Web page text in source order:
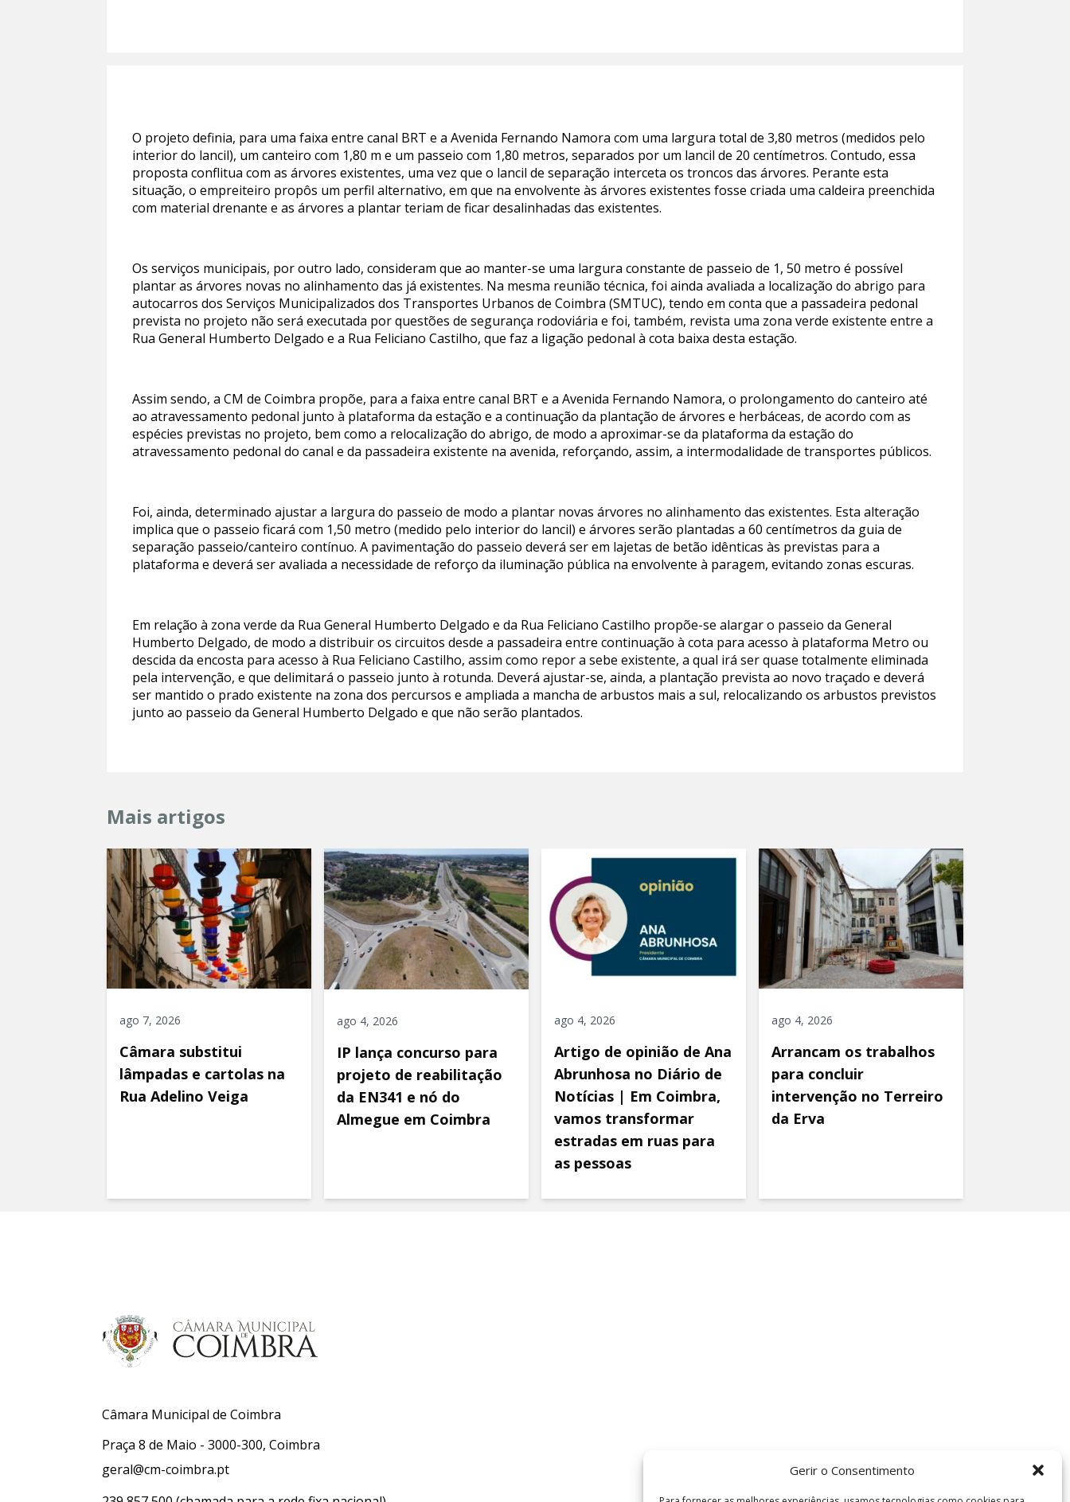
Gerir o Consentimento
O projeto definia, para uma faixa entre canal BRT e a Avenida Fernando Namora com uma largura total de 3,80 metros (medidos pelo
interior do lancil), um canteiro com 1,80 m e um passeio com 1,80 metros, separados por um lancil de 20 centímetros. Contudo, essa
proposta conflitua com as árvores existentes, uma vez que o lancil de separação interceta os troncos das árvores. Perante esta
situação, o empreiteiro propôs um perfil alternativo, em que na envolvente às árvores existentes fosse criada uma caldeira preenchida
com material drenante e as árvores a plantar teriam de ficar desalinhadas das existentes.
Os serviços municipais, por outro lado, consideram que ao manter-se uma largura constante de passeio de 1, 50 metro é possível
plantar as árvores novas no alinhamento das já existentes. Na mesma reunião técnica, foi ainda avaliada a localização do abrigo para
autocarros dos Serviços Municipalizados dos Transportes Urbanos de Coimbra (SMTUC), tendo em conta que a passadeira pedonal
prevista no projeto não será executada por questões de segurança rodoviária e foi, também, revista uma zona verde existente entre a
Rua General Humberto Delgado e a Rua Feliciano Castilho, que faz a ligação pedonal à cota baixa desta estação.
Assim sendo, a CM de Coimbra propõe, para a faixa entre canal BRT e a Avenida Fernando Namora, o prolongamento do canteiro até
ao atravessamento pedonal junto à plataforma da estação e a continuação da plantação de árvores e herbáceas, de acordo com as
espécies previstas no projeto, bem como a relocalização do abrigo, de modo a aproximar-se da plataforma da estação do
atravessamento pedonal do canal e da passadeira existente na avenida, reforçando, assim, a intermodalidade de transportes públicos.
Foi, ainda, determinado ajustar a largura do passeio de modo a plantar novas árvores no alinhamento das existentes. Esta alteração
implica que o passeio ficará com 1,50 metro (medido pelo interior do lancil) e árvores serão plantadas a 60 centímetros da guia de
separação passeio/canteiro contínuo. A pavimentação do passeio deverá ser em lajetas de betão idênticas às previstas para a
plataforma e deverá ser avaliada a necessidade de reforço da iluminação pública na envolvente à paragem, evitando zonas escuras.
Em relação à zona verde da Rua General Humberto Delgado e da Rua Feliciano Castilho propõe-se alargar o passeio da General
Humberto Delgado, de modo a distribuir os circuitos desde a passadeira entre continuação à cota para acesso à plataforma Metro ou
descida da encosta para acesso à Rua Feliciano Castilho, assim como repor a sebe existente, a qual irá ser quase totalmente eliminada
pela intervenção, e que delimitará o passeio junto à rotunda. Deverá ajustar-se, ainda, a plantação prevista ao novo traçado e deverá
ser mantido o prado existente na zona dos percursos e ampliada a mancha de arbustos mais a sul, relocalizando os arbustos previstos
junto ao passeio da General Humberto Delgado e que não serão plantados.
Mais artigos
ago 7, 2026
Câmara substitui
lâmpadas e cartolas na
Rua Adelino Veiga
ago 4, 2026
IP lança concurso para
projeto de reabilitação
da EN341 e nó do
Almegue em Coimbra
ago 4, 2026
Artigo de opinião de Ana
Abrunhosa no Diário de
Notícias | Em Coimbra,
vamos transformar
estradas em ruas para
as pessoas
ago 4, 2026
Arrancam os trabalhos
para concluir
intervenção no Terreiro
da Erva
Câmara Municipal de Coimbra
Praça 8 de Maio - 3000-300, Coimbra
geral@cm-coimbra.pt